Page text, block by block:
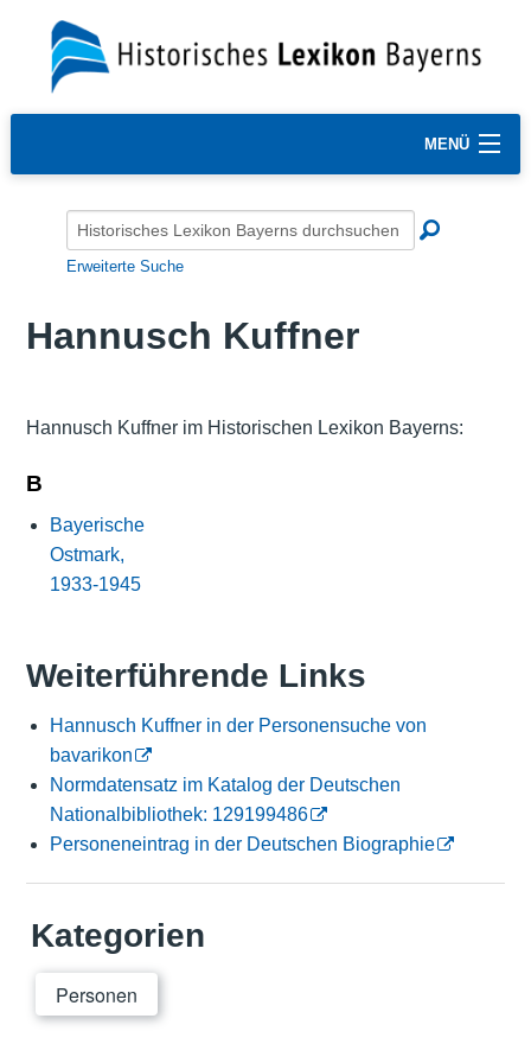
MENÜ
Erweiterte Suche
Hannusch Kuffner
Hannusch Kuffner im Historischen Lexikon Bayerns:
B
Bayerische
Ostmark,
1933-1945
Weiterführende Links
Hannusch Kuffner in der Personensuche von
bavarikon
Normdatensatz im Katalog der Deutschen
Nationalbibliothek: 129199486
Personeneintrag in der Deutschen Biographie
Kategorien
Personen